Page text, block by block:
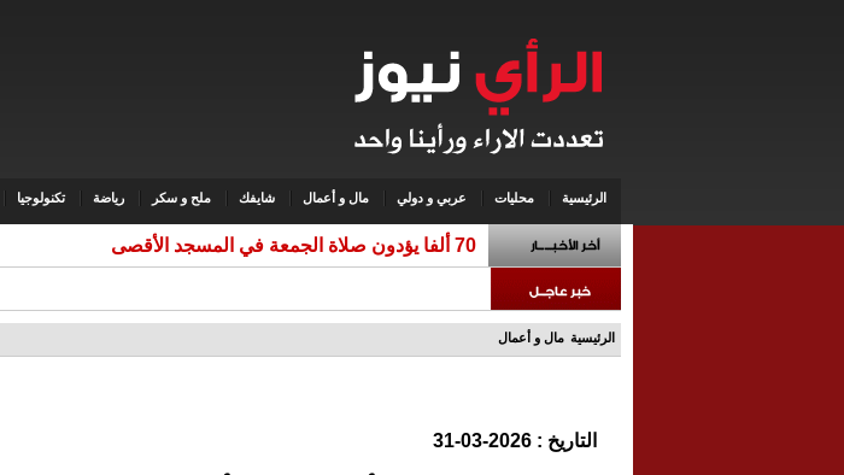
الرئيسية محليات عربي و دولي مال و أعمال شايفك ملح و سكر رياضة تكنولوجيا
70 ألفا يؤدون صلاة الجمعة في المسجد الأقصى
الرئيسية مال و أعمال
التاريخ : 2026-03-31